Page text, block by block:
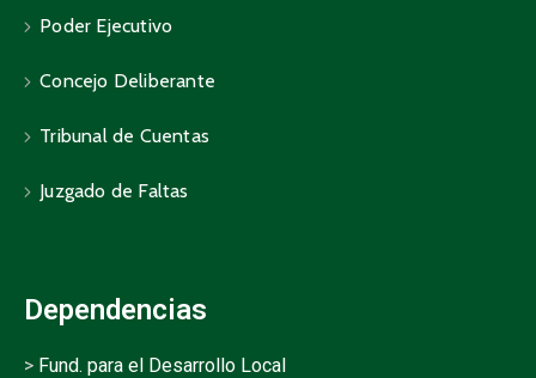
Poder Ejecutivo
Concejo Deliberante
Tribunal de Cuentas
Juzgado de Faltas
Dependencias
> Fund. para el Desarrollo Local